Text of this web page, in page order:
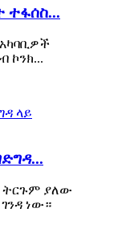
ተፋሰስ...
ኮንክ...
ትርጉም ያለው
ነው።